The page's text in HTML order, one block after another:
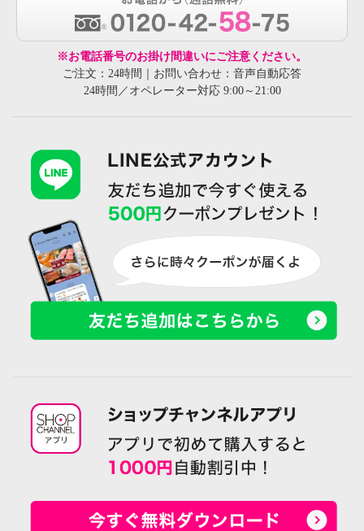
※お電話番号のお掛け間違いにご注意ください。
ご注文：24時間｜お問い合わせ：音声自動応答
24時間／オペレーター対応 9:00～21:00